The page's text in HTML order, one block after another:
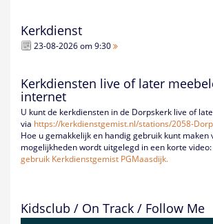
Kerkdienst
23-08-2026 om 9:30
Kerkdiensten live of later
internet
U kunt de kerkdiensten in de Dorpskerk live of
via https://kerkdienstgemist.nl/stations/2058-
Hoe u gemakkelijk en handig gebruik kunt maken
mogelijkheden wordt uitgelegd in een korte video:
gebruik Kerkdienstgemist PGMaasdijk.
Kidsclub / On Track / Follow Me